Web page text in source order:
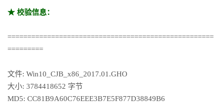
★ 校验信息：
====================================================
=========
文件: Win10_CJB_x86_2017.01.GHO
大小: 3784418652 字节
MD5: CC81B9A60C76EEE3B7E5F877D38849B6